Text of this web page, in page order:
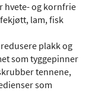
hvete- og kornfrie
lam, fisk
plakk og
som tyggepinner
tennene,
som